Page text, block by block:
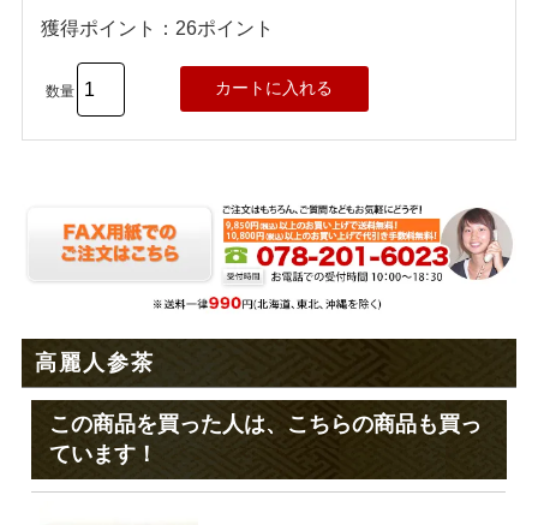
獲得ポイント：26ポイント
数量
高麗人参茶
この商品を買った人は、こちらの商品も買っ
ています！